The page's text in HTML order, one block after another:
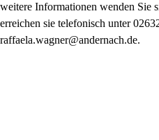
weitere Informationen wenden Sie
erreichen sie telefonisch unter
raffaela.wagner@andernach.de.